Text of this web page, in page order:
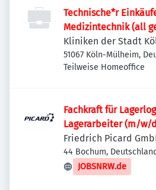
Technische*r
Medizintechnik (all
Kliniken der Stadt
51067 Köln-Mülheim,
Teilweise Homeoffice
Fachkraft für
Lagerarbeiter (m/w/
Friedrich Picard
44 Bochum, Deutschland
JOBSNRW.de